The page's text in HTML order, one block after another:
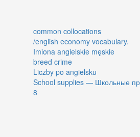
common collocations
/english economy vocabulary.
Imiona angielskie męskie
breed crime
Liczby po angielsku
School supplies — Школьные
8